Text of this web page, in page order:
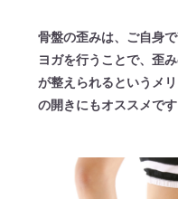
骨盤の歪みは、ご自身
ヨガを行うことで、歪
が整えられるというメ
の開きにもオススメです